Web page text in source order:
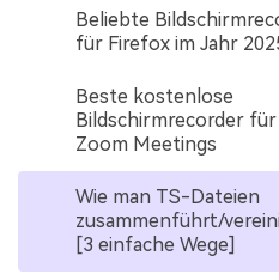
Beliebte
für Firefox im Jahr
Beste kostenlose
Bildschirmrecorder für
Zoom Meetings
Wie man TS-Dateien
zusammenführt/
[3 einfache Wege]